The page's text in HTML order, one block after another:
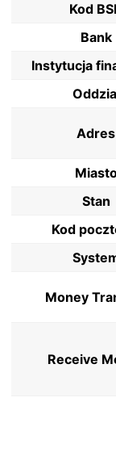
Kod
Bank
Instytucja
Adres
Stan
Kod
Money
Receive